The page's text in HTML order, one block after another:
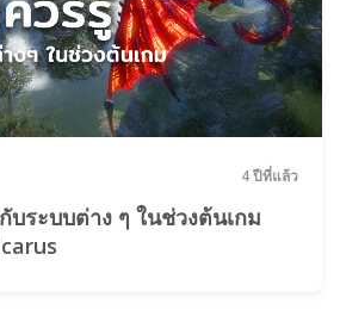
4 ปีที่แล้ว
บระบบต่าง ๆ ในช่วงต้นเกม